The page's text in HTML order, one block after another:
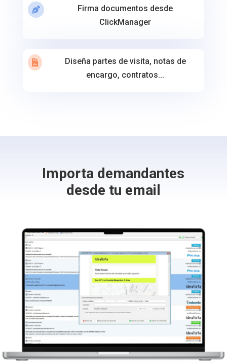

Firma documentos desde
ClickManager

Diseña partes de visita, notas de
encargo, contratos...
Importa demandantes
desde tu email